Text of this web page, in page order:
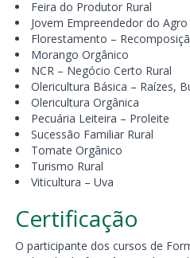
Feira do Produtor Rural
Jovem Empreendedor do Agro
Florestamento –
Morango Orgânico
NCR – Negócio Certo Rural
Olericultura Básica – Raízes,
Olericultura Orgânica
Pecuária Leiteira – Proleite
Sucessão Familiar Rural
Tomate Orgânico
Turismo Rural
Viticultura – Uva
Certificação
O participante dos cursos de